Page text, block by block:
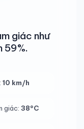
giác như
59%.
10 km/h
giác:38°C